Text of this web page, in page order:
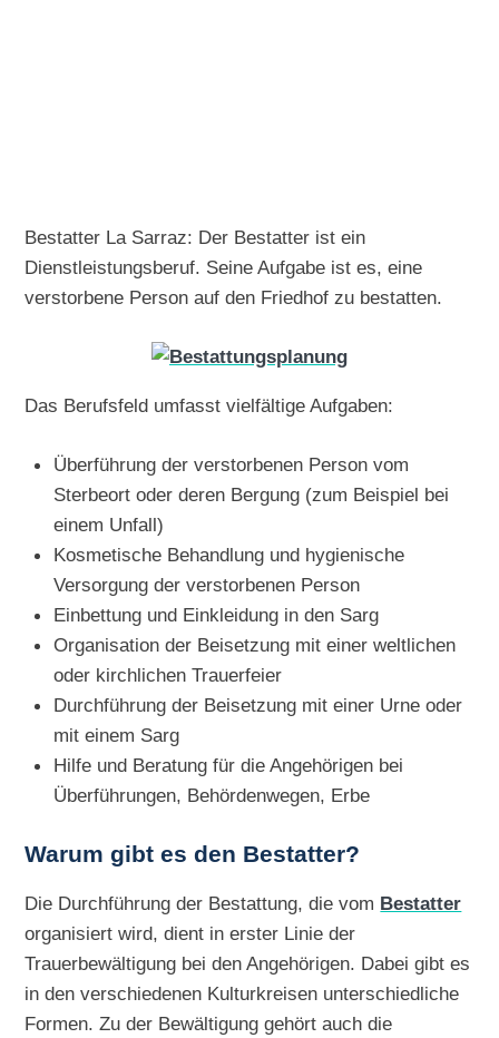
Bestatter La Sarraz: Der Bestatter ist ein
Dienstleistungsberuf. Seine Aufgabe ist es, eine
verstorbene Person auf den Friedhof zu bestatten.
Das Berufsfeld umfasst vielfältige Aufgaben:
Überführung der verstorbenen Person vom
Sterbeort oder deren Bergung (zum Beispiel bei
einem Unfall)
Kosmetische Behandlung und hygienische
Versorgung der verstorbenen Person
Einbettung und Einkleidung in den Sarg
Organisation der Beisetzung mit einer weltlichen
oder kirchlichen Trauerfeier
Durchführung der Beisetzung mit einer Urne oder
mit einem Sarg
Hilfe und Beratung für die Angehörigen bei
Überführungen, Behördenwegen, Erbe
Warum gibt es den Bestatter?
Die Durchführung der Bestattung, die vom Bestatter
organisiert wird, dient in erster Linie der
Trauerbewältigung bei den Angehörigen. Dabei gibt es
in den verschiedenen Kulturkreisen unterschiedliche
Formen. Zu der Bewältigung gehört auch die